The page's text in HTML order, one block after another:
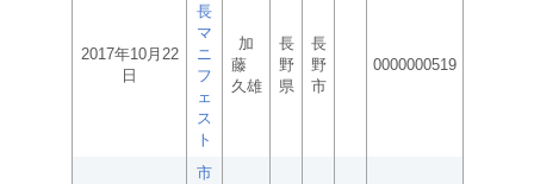
2017年10月22
日
長
マ
ニ
フ
ェ
ス
ト
加
藤
久雄
長
野
県
長
野
市
0000000519
市